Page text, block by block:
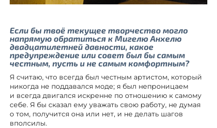
Если бы твоё текущее творчество могло
напрямую обратиться к Мигелю Анхелю
двадцатилетней давности, какое
предупреждение или совет был бы самым
честным, пусть и не самым комфортным?
Я считаю, что всегда был честным артистом, который
никогда не поддавался моде; я был непроницаем
и всегда двигался искренне по отношению к самому
себе. Я бы сказал ему уважать свою работу, не думая
о том, получится она или нет, и не делать шагов
вполсилы.